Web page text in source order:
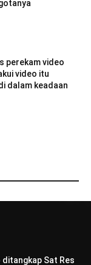
perekam video
video itu
dalam keadaan
ditangkap Sat Res